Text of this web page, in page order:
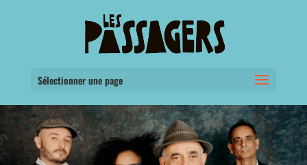
Sélectionner une page